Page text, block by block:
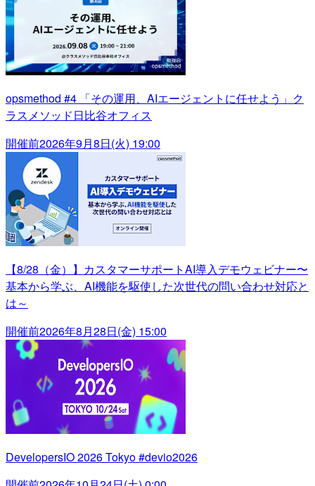
opsmethod #4 「その運用、AIエージェントに任せよう」ク
ラスメソッド日比谷オフィス
開催前2026年9月8日(火) 19:00
【8/28（金）】カスタマーサポートAI導入デモウェビナー〜
基本から学ぶ、AI機能を駆使した次世代の問い合わせ対応と
は～
開催前2026年8月28日(金) 15:00
DevelopersIO 2026 Tokyo #devio2026